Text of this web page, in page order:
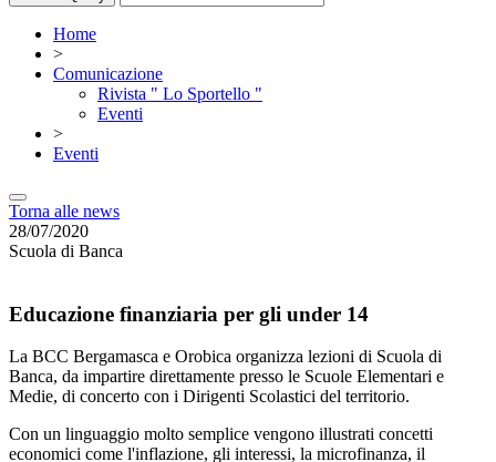
Home
>
Comunicazione
Rivista " Lo Sportello "
Eventi
>
Eventi
Torna alle news
28/07/2020
Scuola di Banca
Educazione finanziaria per gli under 14
La BCC Bergamasca e Orobica organizza lezioni di Scuola di
Banca, da impartire direttamente presso le Scuole Elementari e
Medie, di concerto con i Dirigenti Scolastici del territorio.
Con un linguaggio molto semplice vengono illustrati concetti
economici come l'inflazione, gli interessi, la microfinanza, il